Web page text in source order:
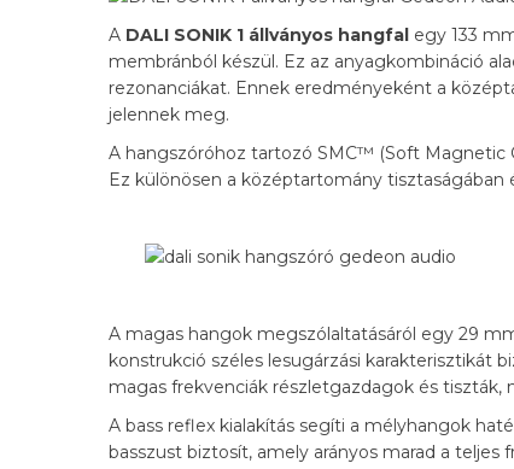
A DALI SONIK 1 állványos hangfal egy 133
membránból készül. Ez az anyagkombináció
rezonanciákat. Ennek eredményeként a
jelennek meg.
A hangszóróhoz tartozó SMC™ (Soft Magnetic
Ez különösen a középtartomány
A magas hangok megszólaltatásáról egy 29
konstrukció széles lesugárzási karakterisztikát
magas frekvenciák részletgazdagok és
A bass reflex kialakítás segíti a mélyhangok
basszust biztosít, amely arányos marad a teljes